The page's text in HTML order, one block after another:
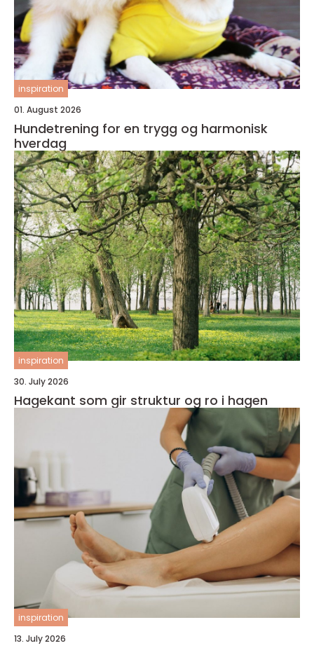
inspiration
01. August 2026
Hundetrening for en trygg og harmonisk
hverdag
inspiration
30. July 2026
Hagekant som gir struktur og ro i hagen
inspiration
13. July 2026